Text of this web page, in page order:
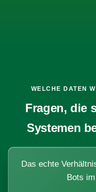
WELCHE DATEN
Fragen, die
Systemen
Das echte
Bots